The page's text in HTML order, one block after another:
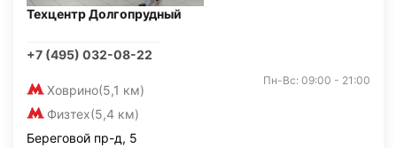
Техцентр Долгопрудный
+7 (495) 032-08-22
Ховрино(5,1 км)
Физтех(5,4 км)
Пн-Вс: 09:00 - 21:00
Береговой пр-д, 5